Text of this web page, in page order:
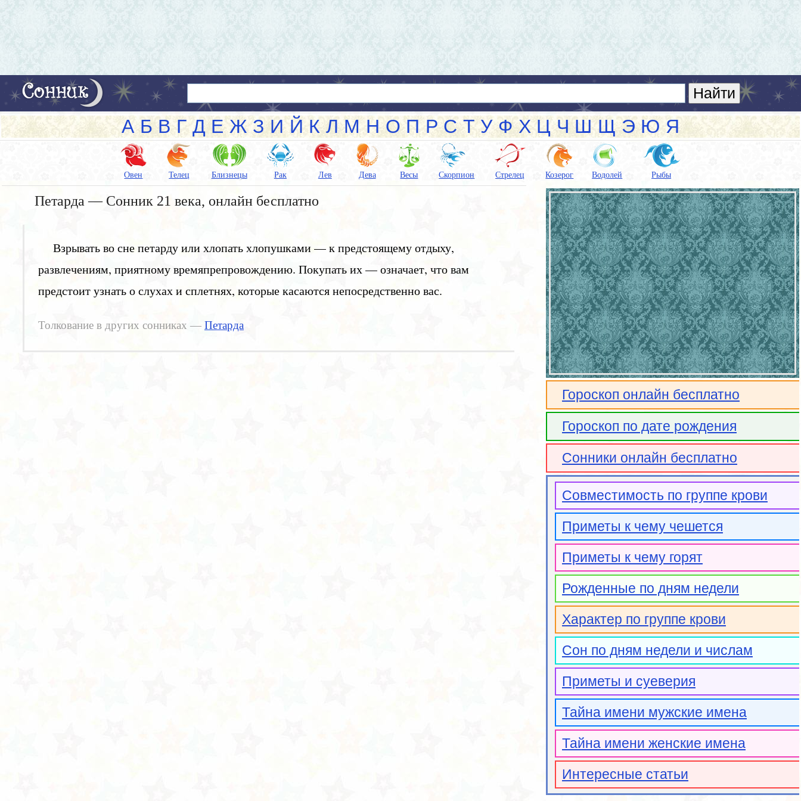
А Б В Г Д Е Ж З И Й К Л М Н О П Р С Т У Ф Х Ц Ч Ш Щ Э Ю Я
Овен Телец Близнецы Рак Лев Дева Весы Скорпион Стрелец Козерог Водолей Рыбы
Петарда — Сонник 21 века, онлайн бесплатно
Взрывать во сне петарду или хлопать хлопушками — к предстоящему отдыху,
развлечениям, приятному времяпрепровождению. Покупать их — означает, что вам
предстоит узнать о слухах и сплетнях, которые касаются непосредственно вас.
Толкование в других сонниках — Петарда
Гороскоп онлайн бесплатно
Гороскоп по дате рождения
Сонники онлайн бесплатно
Совместимость по группе крови
Приметы к чему чешется
Приметы к чему горят
Рожденные по дням недели
Характер по группе крови
Сон по дням недели и числам
Приметы и суеверия
Тайна имени мужские имена
Тайна имени женские имена
Интересные статьи